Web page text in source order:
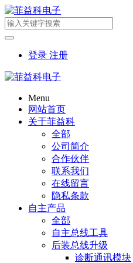
登录 注册
Menu
网站首页
关于菲益科
全部
公司简介
合作伙伴
联系我们
在线留言
隐私条款
自主产品
全部
自主总线工具
后装总线升级
诊断通讯模块